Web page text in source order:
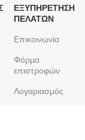
ΕΞΥΠΗΡΕΤΗΣΗ
ΠΕΛΑΤΩΝ
Επικοινωνία
Φόρμα
επιστροφών
Λογαριασμός